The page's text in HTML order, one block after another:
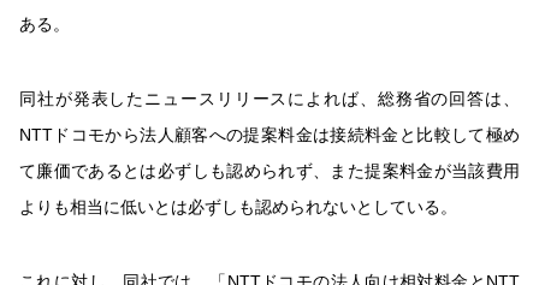
ある。
同社が発表したニュースリリースによれば、総務省の回答は、
NTTドコモから法人顧客への提案料金は接続料金と比較して極め
て廉価であるとは必ずしも認められず、また提案料金が当該費用
よりも相当に低いとは必ずしも認められないとしている。